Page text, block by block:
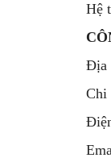
Hệ
Địa
Chi